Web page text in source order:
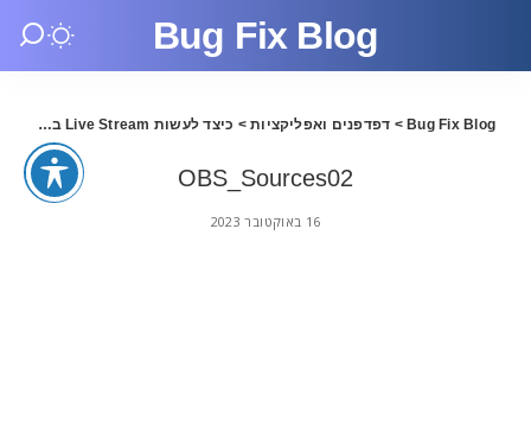
Bug Fix Blog
Bug Fix Blog
> דפדפנים ואפליקציות> כיצד לעשות Live Stream באתר Twitch TV
OBS_Sources02
16 באוקטובר 2023